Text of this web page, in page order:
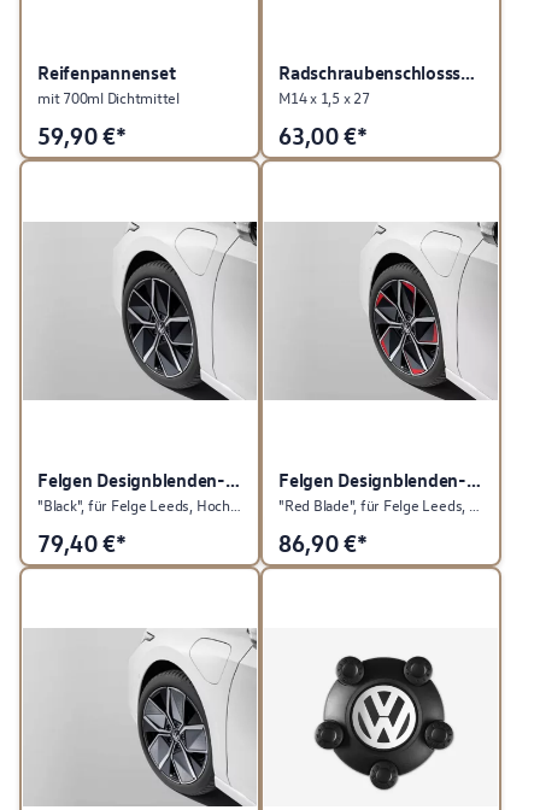
Reifenpannenset
mit 700ml Dichtmittel
59,90€*
Radschraubenschlosssatz
M14 x 1,5 x 27
63,00€*
Felgen Designblenden-Set
79,40€*
Felgen Designblenden-Set
86,90€*